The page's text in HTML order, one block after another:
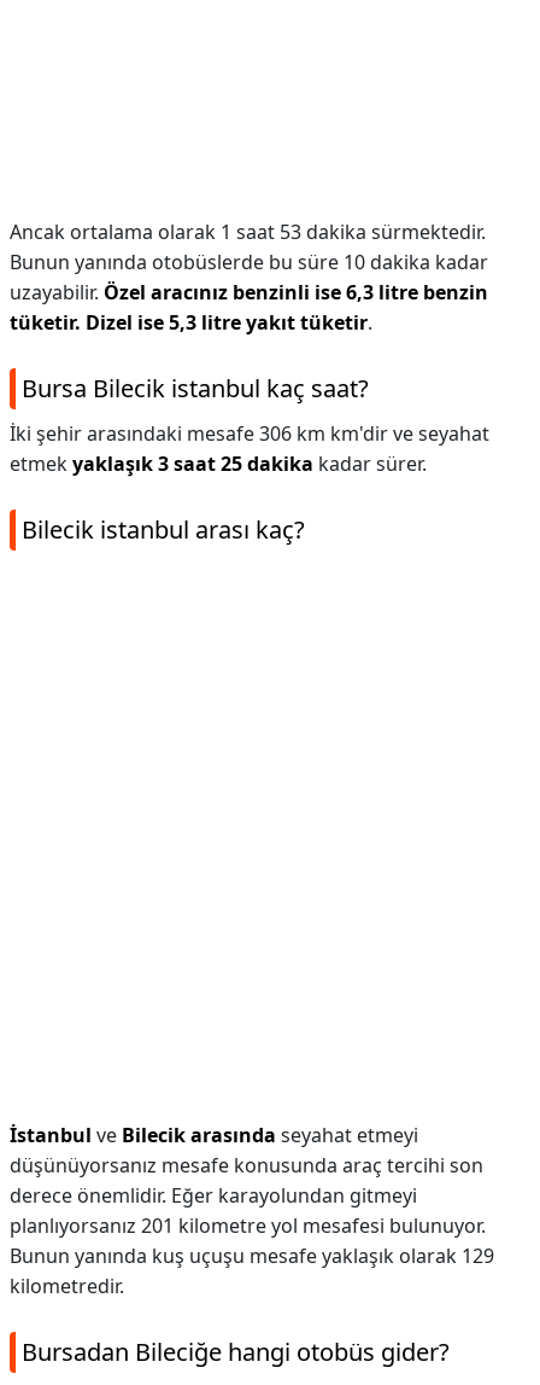
Ancak ortalama olarak 1 saat 53 dakika sürmektedir.
Bunun yanında otobüslerde bu süre 10 dakika kadar
uzayabilir. Özel aracınız benzinli ise 6,3 litre benzin
tüketir. Dizel ise 5,3 litre yakıt tüketir.
Bursa Bilecik istanbul kaç saat?
İki şehir arasındaki mesafe 306 km km'dir ve seyahat
etmekyaklaşık 3 saat 25 dakika kadar sürer.
Bilecik istanbul arası kaç?
İstanbul ve Bilecik arasında seyahat etmeyi
düşünüyorsanız mesafe konusunda araç tercihi son
derece önemlidir. Eğer karayolundan gitmeyi
planlıyorsanız 201 kilometre yol mesafesi bulunuyor.
Bunun yanında kuş uçuşu mesafe yaklaşık olarak 129
kilometredir.
Bursadan Bileciğe hangi otobüs gider?